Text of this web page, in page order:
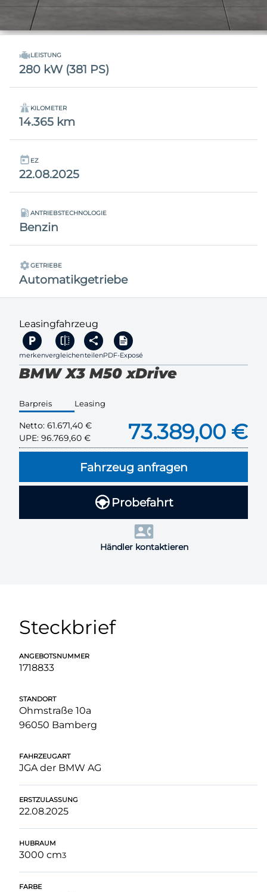
LEISTUNG
280 kW (381 PS)
KILOMETER
14.365 km
EZ
22.08.2025
ANTRIEBSTECHNOLOGIE
Benzin
GETRIEBE
Automatikgetriebe
Leasingfahrzeug
merkenvergleichenteilenPDF-Exposé
BMW X3 M50 xDrive
Barpreis Leasing
Netto: 61.671,40 €
UPE: 96.769,60 € 73.389,00 €
Fahrzeug anfragen
Probefahrt
Händler kontaktieren
Steckbrief
ANGEBOTSNUMMER
1718833
STANDORT
Ohmstraße 10a
96050 Bamberg
FAHRZEUGART
JGA der BMW AG
ERSTZULASSUNG
22.08.2025
HUBRAUM
3000 cm3
FARBE